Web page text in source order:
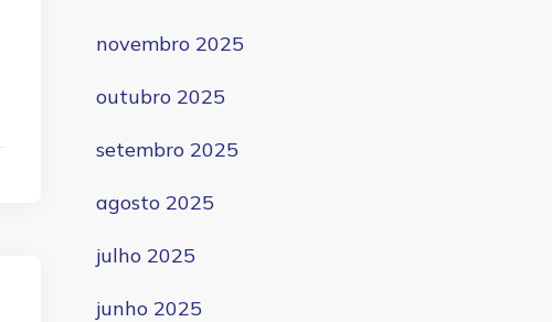
novembro 2025
outubro 2025
setembro 2025
agosto 2025
julho 2025
junho 2025